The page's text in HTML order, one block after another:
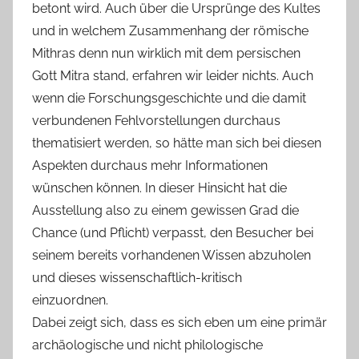
betont wird. Auch über die Ursprünge des Kultes
und in welchem Zusammenhang der römische
Mithras denn nun wirklich mit dem persischen
Gott Mitra stand, erfahren wir leider nichts. Auch
wenn die Forschungsgeschichte und die damit
verbundenen Fehlvorstellungen durchaus
thematisiert werden, so hätte man sich bei diesen
Aspekten durchaus mehr Informationen
wünschen können. In dieser Hinsicht hat die
Ausstellung also zu einem gewissen Grad die
Chance (und Pflicht) verpasst, den Besucher bei
seinem bereits vorhandenen Wissen abzuholen
und dieses wissenschaftlich-kritisch
einzuordnen.
Dabei zeigt sich, dass es sich eben um eine primär
archäologische und nicht philologische